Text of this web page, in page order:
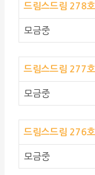
드림스드림 278호
모금중
드림스드림 277호
모금중
드림스드림 276호
모금중